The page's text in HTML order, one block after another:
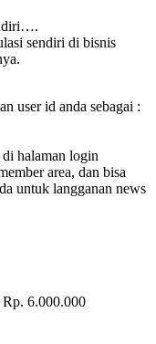
sendiri di bisnis
user id anda sebagai :
halaman login
area, dan bisa
untuk langganan news
6.000.000